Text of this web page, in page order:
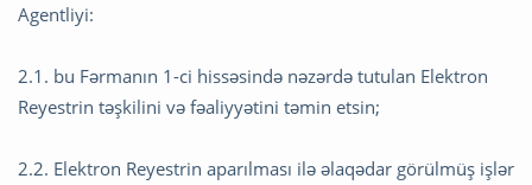
Agentliyi:
2.1. bu Fərmanın 1-ci hissəsində nəzərdə tutulan Elektron
Reyestrin təşkilini və fəaliyyətini təmin etsin;
2.2. Elektron Reyestrin aparılması ilə əlaqədar görülmüş işlər